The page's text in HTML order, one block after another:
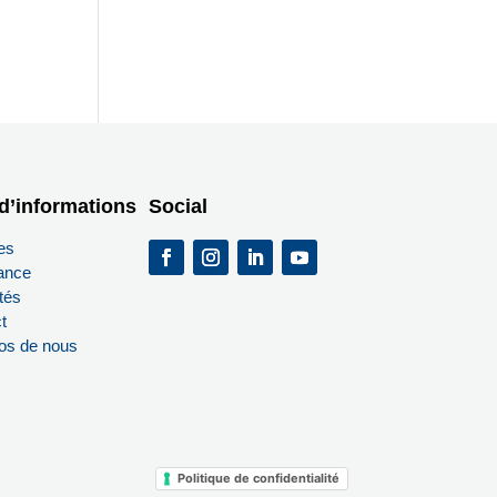
de nous
Social
Politique de confidentialité